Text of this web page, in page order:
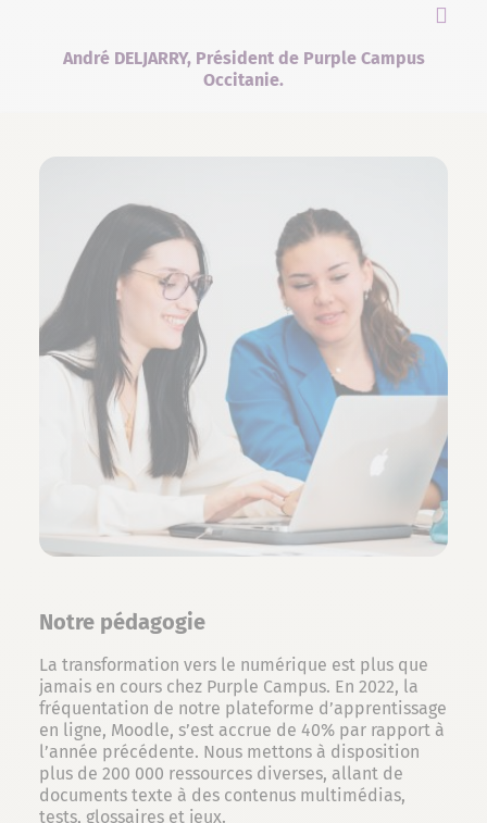
André DELJARRY, Président de Purple Campus
Occitanie.
Notre pédagogie
La transformation vers le numérique est plus que
jamais en cours chez Purple Campus. En 2022, la
fréquentation de notre plateforme d’apprentissage
en ligne, Moodle, s’est accrue de 40% par rapport à
l’année précédente. Nous mettons à disposition
plus de 200 000 ressources diverses, allant de
documents texte à des contenus multimédias,
tests, glossaires et jeux.